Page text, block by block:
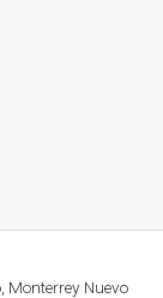
Monterrey Nuevo